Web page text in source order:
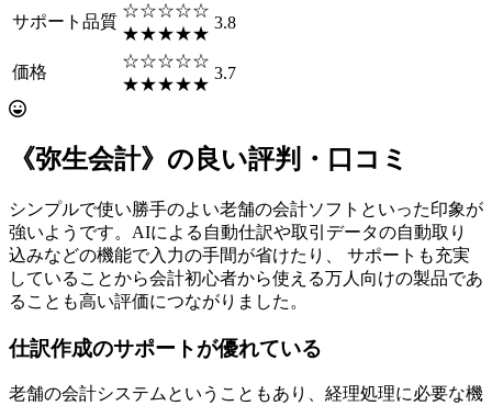
サポート品質
☆☆☆☆☆
★★★★★
3.8
価格
☆☆☆☆☆
★★★★★
3.7
《弥生会計》の良い評判・口コミ
シンプルで使い勝手のよい老舗の会計ソフトといった印象が
強いようです。AIによる自動仕訳や取引データの自動取り
込みなどの機能で入力の手間が省けたり、 サポートも充実
していることから会計初心者から使える万人向けの製品であ
ることも高い評価につながりました。
仕訳作成のサポートが優れている
老舗の会計システムということもあり、経理処理に必要な機